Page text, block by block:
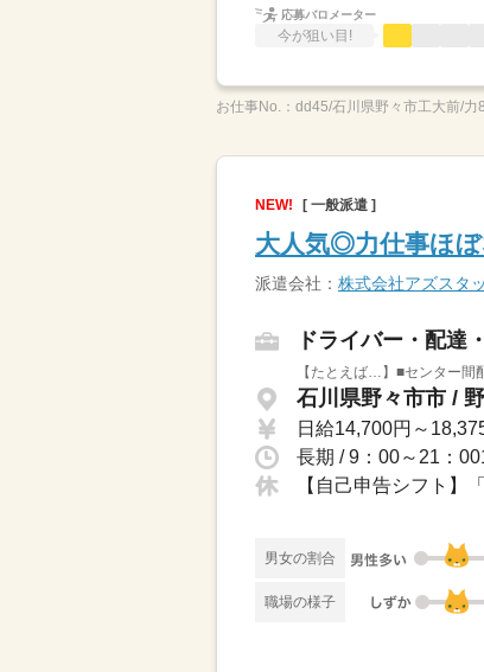
応募バロメーター
今が狙い目!
お仕事No.： dd45/石川県野々市工大前/力8
NEW! [ 一般派遣 ]
大人気◎力仕事ほ
派遣会社： 株式会社アズスタ
ドライバー・配達
【たとえば…】■センター
石川県野々市市 /
日給14,700円～
長期 / 9：00～21：
【自己申告シフト】
男女の割合
職場の様子